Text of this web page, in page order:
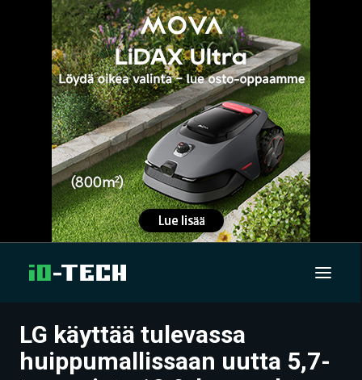
UUTISET
LG käyttää tulevassa
huippumallissaan uutta 5,7-